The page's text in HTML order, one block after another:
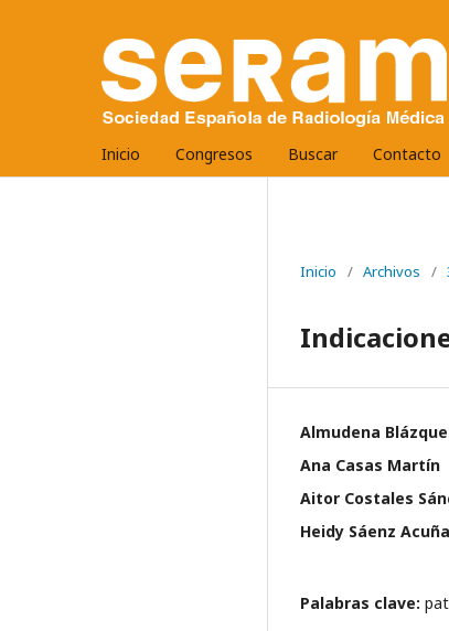
Inicio Congresos Buscar Contacto
Inicio / Archivos /
Almudena
Ana Casas Martín
Aitor Costales
Heidy Sáenz Acuña
Palabras clave: